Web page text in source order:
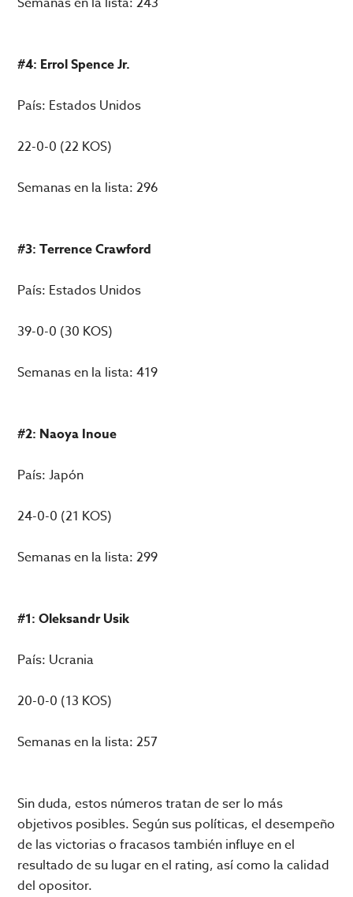
#4: Errol Spence Jr.
País: Estados Unidos
22-0-0 (22 KOS)
Semanas en la lista: 296
#3: Terrence Crawford
País: Estados Unidos
39-0-0 (30 KOS)
Semanas en la lista: 419
#2: Naoya Inoue
País: Japón
24-0-0 (21 KOS)
Semanas en la lista: 299
#1: Oleksandr Usik
País: Ucrania
20-0-0 (13 KOS)
Semanas en la lista: 257
Sin duda, estos números tratan de ser lo más
objetivos posibles. Según sus políticas, el desempeño
de las victorias o fracasos también influye en el
resultado de su lugar en el rating, así como la calidad
del opositor.